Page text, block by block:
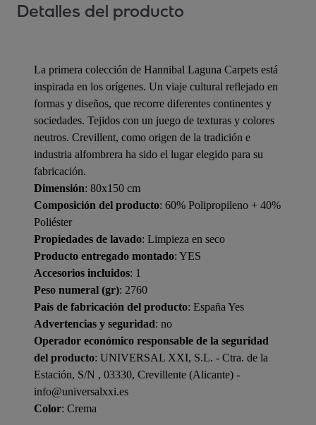
Detalles del producto
La primera colección de Hannibal Laguna Carpets está
inspirada en los orígenes. Un viaje cultural reflejado en
formas y diseños, que recorre diferentes continentes y
sociedades. Tejidos con un juego de texturas y colores
neutros. Crevillent, como origen de la tradición e
industria alfombrera ha sido el lugar elegido para su
fabricación.
Dimensión: 80x150 cm
Composición del producto: 60% Polipropileno + 40%
Poliéster
Propiedades de lavado: Limpieza en seco
Producto entregado montado: YES
Accesorios incluidos: 1
Peso numeral (gr): 2760
País de fabricación del producto: España Yes
Advertencias y seguridad: no
Operador económico responsable de la seguridad
del producto: UNIVERSAL XXI, S.L. - Ctra. de la
Estación, S/N , 03330, Crevillente (Alicante) -
info@universalxxi.es
Color: Crema